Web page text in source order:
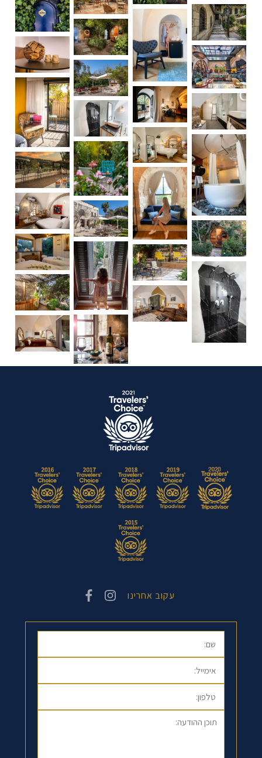
עקוב אחרינו